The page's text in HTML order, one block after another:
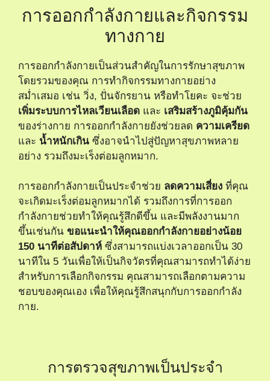
การออกกำลังกายและกิจกรรม
ทางกาย
การออกกำลังกายเป็นส่วนสำคัญในการรักษาสุขภาพ
โดยรวมของคุณ การทำกิจกรรมทางกายอย่าง
สม่ำเสมอ เช่น วิ่ง, ปั่นจักรยาน หรือทำโยคะ จะช่วย
เพิ่มระบบการไหลเวียนเลือด และ เสริมสร้างภูมิคุ้มกัน
ของร่างกาย การออกกำลังกายยังช่วยลด ความเครียด
และ น้ำหนักเกิน ซึ่งอาจนำไปสู่ปัญหาสุขภาพหลาย
อย่าง รวมถึงมะเร็งต่อมลูกหมาก.
การออกกำลังกายเป็นประจำช่วย ลดความเสี่ยง ที่คุณ
จะเกิดมะเร็งต่อมลูกหมากได้ รวมถึงการที่การออก
กำลังกายช่วยทำให้คุณรู้สึกดีขึ้น และมีพลังงานมาก
ขึ้นเช่นกัน ขอแนะนำให้คุณออกกำลังกายอย่างน้อย
150 นาทีต่อสัปดาห์ ซึ่งสามารถแบ่งเวลาออกเป็น 30
นาทีใน 5 วันเพื่อให้เป็นกิจวัตรที่คุณสามารถทำได้ง่าย
สำหรับการเลือกกิจกรรม คุณสามารถเลือกตามความ
ชอบของคุณเอง เพื่อให้คุณรู้สึกสนุกกับการออกกำลัง
กาย.
การตรวจสุขภาพเป็นประจำ